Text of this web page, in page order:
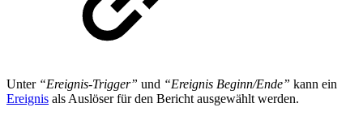
Unter “Ereignis-Trigger” und “Ereignis Beginn/Ende” kann ein
Ereignis als Auslöser für den Bericht ausgewählt werden.